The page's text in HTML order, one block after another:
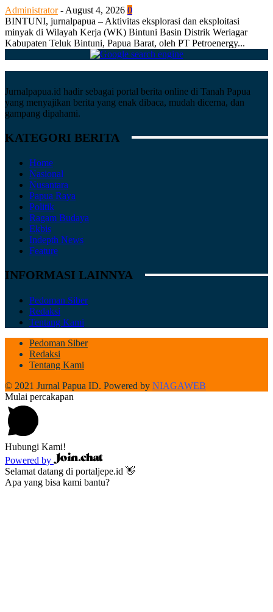
Administrator - August 4, 2026 0
BINTUNI, jurnalpapua – Aktivitas eksplorasi dan eksploitasi
minyak di Wilayah Kerja (WK) Bintuni Basin Distrik Weriagar
Kabupaten Teluk Bintuni, Papua Barat, oleh PT Petroenergy...
Jurnalpapua.id hadir sebagai portal berita online di Tanah Papua
yang menyajikan berita yang enak dibaca, mudah dicerna, dan
gampang dipahami.
KATEGORI BERITA
Home
Nasional
Nusantara
Papua Raya
Politik
Ragam Budaya
Ekbis
Indepth News
Feature
INFORMASI LAINNYA
Pedoman Siber
Redaksi
Tentang Kami
Pedoman Siber
Redaksi
Tentang Kami
© 2021 Jurnal Papua ID. Powered by NIAGAWEB
Mulai percakapan
Hubungi Kami!
Powered by
Selamat datang di portaljepe.id 👋
Apa yang bisa kami bantu?